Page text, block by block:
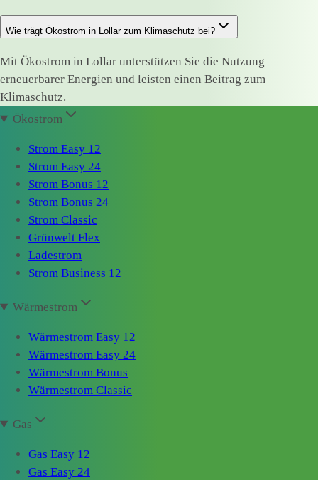
Wie trägt Ökostrom in Lollar zum Klimaschutz bei?
Mit Ökostrom in Lollar unterstützen Sie die Nutzung
erneuerbarer Energien und leisten einen Beitrag zum
Klimaschutz.
Ökostrom
Strom Easy 12
Strom Easy 24
Strom Bonus 12
Strom Bonus 24
Strom Classic
Grünwelt Flex
Ladestrom
Strom Business 12
Wärmestrom
Wärmestrom Easy 12
Wärmestrom Easy 24
Wärmestrom Bonus
Wärmestrom Classic
Gas
Gas Easy 12
Gas Easy 24